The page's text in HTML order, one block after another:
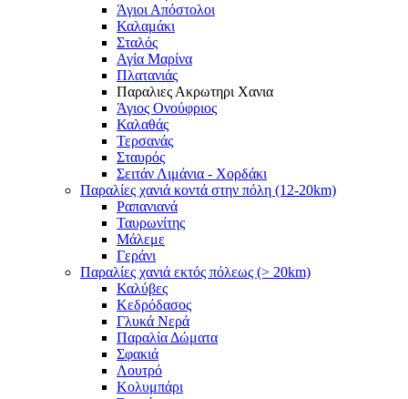
Άγιοι Απόστολοι
Καλαμάκι
Σταλός
Αγία Μαρίνα
Πλατανιάς
Παραλιες Ακρωτηρι Χανια
Άγιος Ονούφριος
Καλαθάς
Τερσανάς
Σταυρός
Σειτάν Λιμάνια - Χορδάκι
Παραλίες χανιά κοντά στην πόλη (12-20km)
Ραπανιανά
Ταυρωνίτης
Μάλεμε
Γεράνι
Παραλίες χανιά εκτός πόλεως (> 20km)
Καλύβες
Κεδρόδασος
Γλυκά Νερά
Παραλία Δώματα
Σφακιά
Λουτρό
Κολυμπάρι